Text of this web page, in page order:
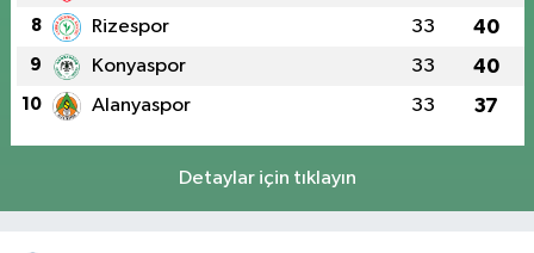
8 Rizespor 33 40
9 Konyaspor 33 40
10 Alanyaspor 33 37
Detaylar için tıklayın